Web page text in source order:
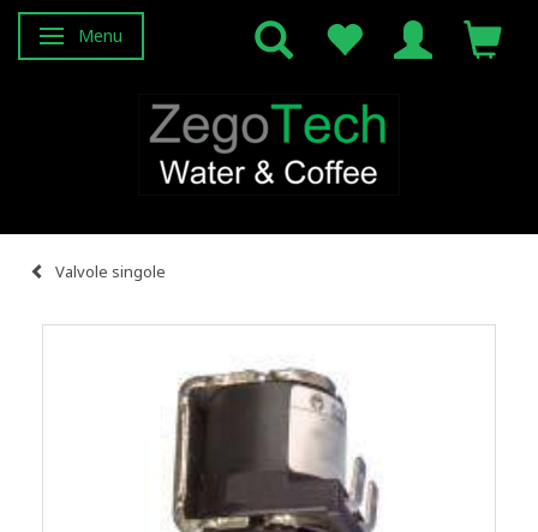
Attiva/disattiva navigazione
Menu
Valvole singole